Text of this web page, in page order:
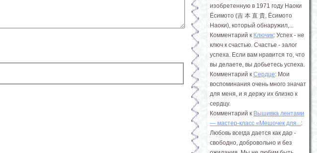
изобретенную в 1971 году Наоки
Ёсимото (吉 本 直 貴, Ёсимото
Наоки), который обнаружил,...
Комментарий к Ключик: Успех - не
ключ к счастью. Счастье - залог
успеха. Если вам нравится то, что
вы делаете, вы добьетесь успеха.
Комментарий к Сердце: Мои
воспоминания очень много значат
для меня, и я держу их близко к
сердцу.
Комментарий к Вышивка лентами
― мастер-класс «Мешочек для...:
Любовь всегда дается как дар -
свободно, добровольно и без